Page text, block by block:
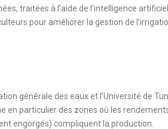
traitées à l’aide de l’intelligence
pour améliorer la gestion de
générale des eaux et l’Université de
en particulier des zones où les
engorgés) compliquent la production.